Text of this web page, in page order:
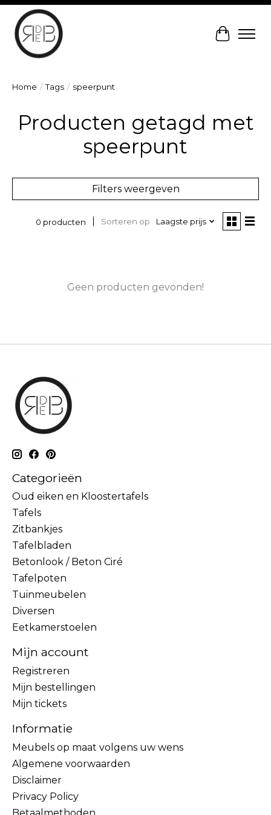
Home / Tags / speerpunt
Producten getagd met
speerpunt
Filters weergeven
0 producten Sorteren op Laagste prijs
Geen producten gevonden!
Categorieën
Oud eiken en Kloostertafels
Tafels
Zitbankjes
Tafelbladen
Betonlook / Beton Ciré
Tafelpoten
Tuinmeubelen
Diversen
Eetkamerstoelen
Mijn account
Registreren
Mijn bestellingen
Mijn tickets
Informatie
Meubels op maat volgens uw wens
Algemene voorwaarden
Disclaimer
Privacy Policy
Betaalmethoden